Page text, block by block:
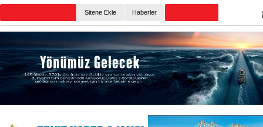
Sitene Ekle Haberler